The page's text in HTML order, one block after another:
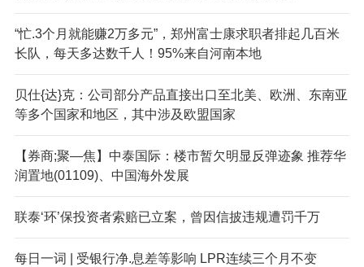
“忙.3个月就能赚2万多元”，郑州富士康求职者排起几百米
长队，每天多达数千人！95%来自河南本地
贝仕{达}克：公司部分产品直接出口至北美、欧洲、东南亚
等多个国家和地区，其中涉及欧盟国家
【券商;聚—焦】中泰国际：楼市暂欠明显反弹迹象 推荐华
润置地(01109)、中国海外发展
联泰‘环’保投资者索赔已立案，曾因信披违规遭罚千万
每日一词 | 受银行净.息差等影响 LPR连续三个月不变